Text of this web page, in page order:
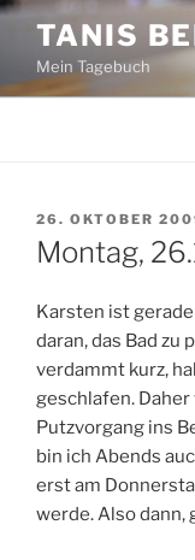
Zum
Inhalt
springen
TANIS
Mein Tagebuch
VERÖFFENTLICHT
AM
26. OKTOBER
Montag,
Karsten ist
daran, das Bad zu
verdammt kurz,
geschlafen.
Putzvorgang ins
bin ich Abends
erst am
werde. Also dann,